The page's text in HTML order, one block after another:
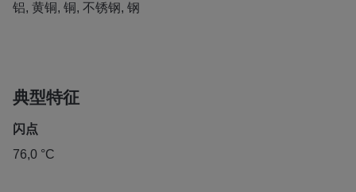
铝, 黄铜, 铜, 不锈钢, 钢
典型特征
闪点
76,0 °C